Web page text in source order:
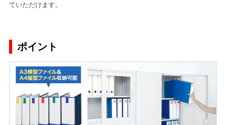
ていただけます。
ポイント